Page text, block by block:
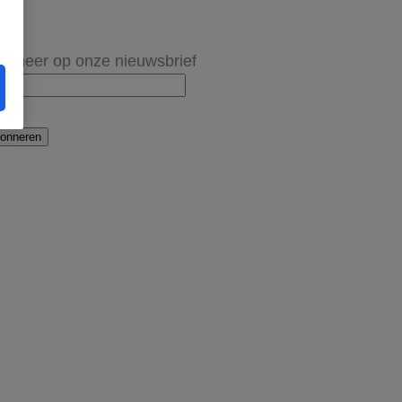
op onze nieuwsbrief